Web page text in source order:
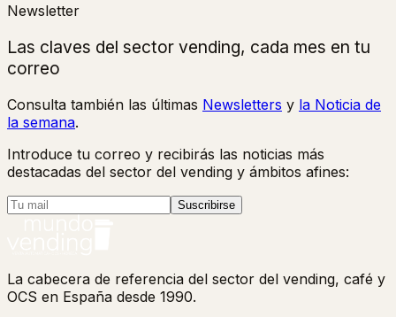
Newsletter
Las claves del sector vending, cada mes en tu
correo
Consulta también las últimas Newsletters y la Noticia de
la semana.
Introduce tu correo y recibirás las noticias más
destacadas del sector del vending y ámbitos afines:
Suscribirse
La cabecera de referencia del sector del vending, café y
OCS en España desde 1990.